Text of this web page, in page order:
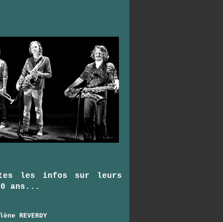
les infos sur leurs
ans...
REVERDY